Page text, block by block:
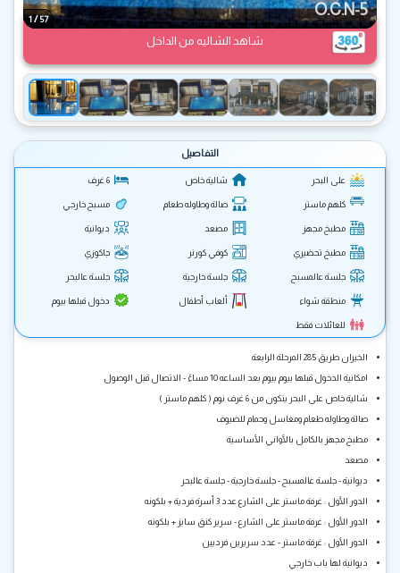
O.C.N-5
1/57
شاهد الشاليه من الداخل
التفاصيل
على البحر شالية خاص 6 غرف
كلهم ماستر صالة وطاوله طعام مسبح خارجي
مطبخ مجهز مصعد ديوانية
مطبخ تحضيري كوفي كورنر جاكوزي
جلسة عالمسبح جلسة خارجية جلسة عالبحر
منطقة شواء ألعاب أطفال دخول قبلها بيوم
للعائلات فقط
الخيران طريق 285 المرحلة الرابعة
امكانية الدخول قبلها بيوم بيوم بعد الساعه 10 مساءً - الاتصال قبل الوصول
شالية خاص على البحر يتكون من 6 غرف نوم ( كلهم ماستر )
صالة وطاوله طعام ومغاسل وحمام للضيوف
مطبخ مجهز بالكامل بالأواني الأساسية
مصعد
ديوانية - جلسة عالمسبح - جلسة خارجية - جلسة عالبحر
الدور الأول : غرفة ماستر على الشارع عدد 3 أسرة فردية + بلكونه
الدور الأول : غرفة ماستر على الشارع - سرير كنق سايز + بلكونه
الدور الأول : غرفة ماستر - عدد سريرين فرديين
ديوانية لها باب خارجي